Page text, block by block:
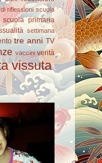
riflessioni scuola
scuola primaria
settimana
tre anni TV
vaccini verità
vissuta